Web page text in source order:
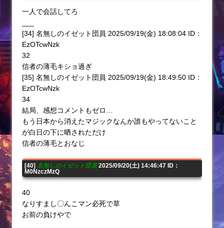
一人で会話してろ
[34] 名無しのイゼット団員 2025/09/19(金) 18:08:04 ID：
EzOTcwNzk
32
信者の薄毛キショ過ぎ
[35] 名無しのイゼット団員 2025/09/19(金) 18:49:50 ID：
EzOTcwNzk
34
結局、感想コメントもゼロ…
もう日本から消えたマジックなんか誰もやってないこと
が白日の下に晒されただけ
信者の薄毛とおなじ
[40] 名無しのイゼット団員2025/09/20(土) 14:46:47 ID：
M0NzczMzQ
40
なりすまし〇んこマン必死で草
お前の負けやで